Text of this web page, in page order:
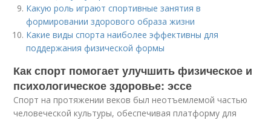
Какую роль играют спортивные занятия в
формировании здорового образа жизни
Какие виды спорта наиболее эффективны для
поддержания физической формы
Как спорт помогает улучшить физическое и
психологическое здоровье: эссе
Спорт на протяжении веков был неотъемлемой частью
человеческой культуры, обеспечивая платформу для